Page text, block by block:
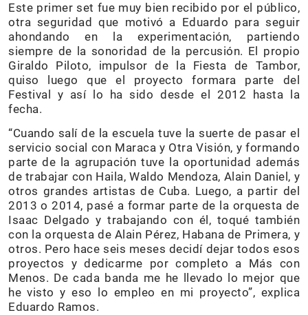
Este primer set fue muy bien recibido por el público,
otra seguridad que motivó a Eduardo para seguir
ahondando en la experimentación, partiendo
siempre de la sonoridad de la percusión. El propio
Giraldo Piloto, impulsor de la Fiesta de Tambor,
quiso luego que el proyecto formara parte del
Festival y así lo ha sido desde el 2012 hasta la
fecha.
“Cuando salí de la escuela tuve la suerte de pasar el
servicio social con Maraca y Otra Visión, y formando
parte de la agrupación tuve la oportunidad además
de trabajar con Haila, Waldo Mendoza, Alain Daniel, y
otros grandes artistas de Cuba. Luego, a partir del
2013 o 2014, pasé a formar parte de la orquesta de
Isaac Delgado y trabajando con él, toqué también
con la orquesta de Alain Pérez, Habana de Primera, y
otros. Pero hace seis meses decidí dejar todos esos
proyectos y dedicarme por completo a Más con
Menos. De cada banda me he llevado lo mejor que
he visto y eso lo empleo en mi proyecto”, explica
Eduardo Ramos.